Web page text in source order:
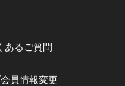
あるご質問
員情報変更